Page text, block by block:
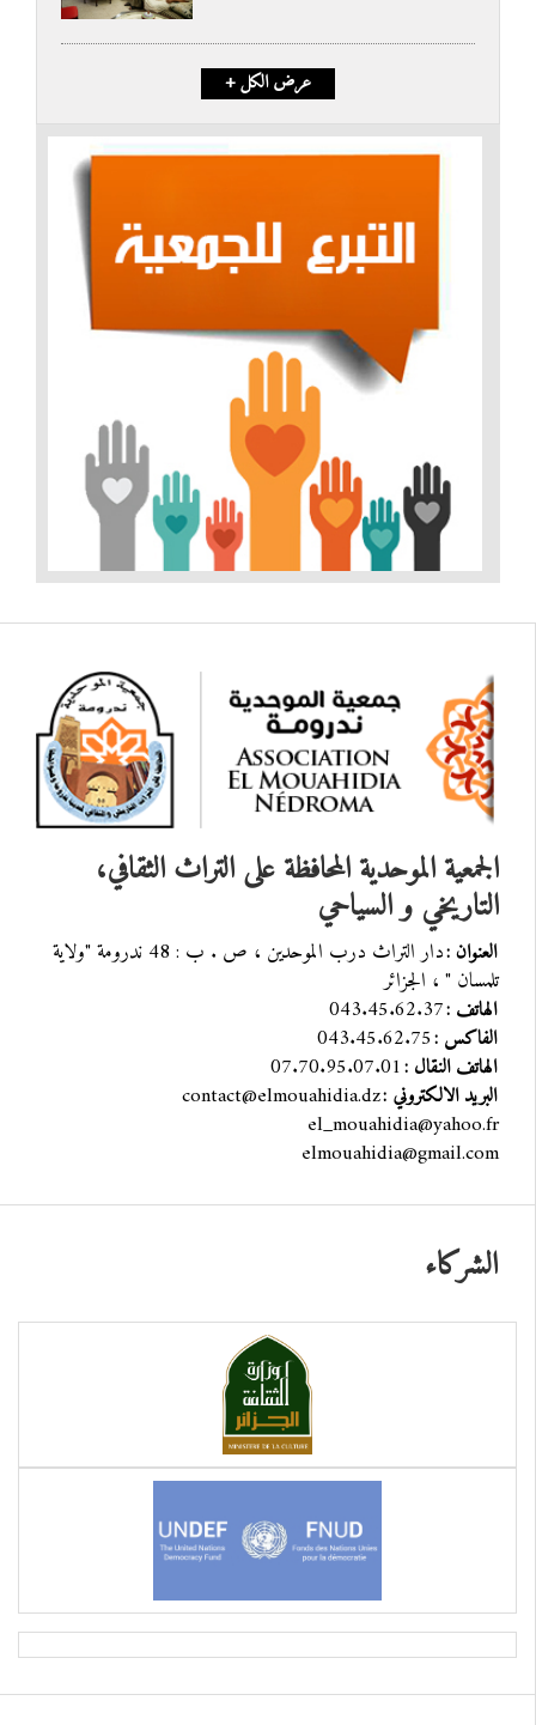
+ عرض الكل
الجمعية الموحدية المحافظة على التراث الثقافي،
التاريخي و السياحي
العنوان :
دار التراث درب الموحدين ، ص . ب : 48 ندرومة "ولاية
تلمسان " ، الجزائر
الهاتف :043.45.62.37
الفاكس :043.45.62.75
الهاتف النقال :07.70.95.07.01
البريد الالكتروني :contact@elmouahidia.dz
el_mouahidia@yahoo.fr
elmouahidia@gmail.com
الشركاء